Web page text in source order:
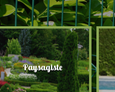
Paysagiste